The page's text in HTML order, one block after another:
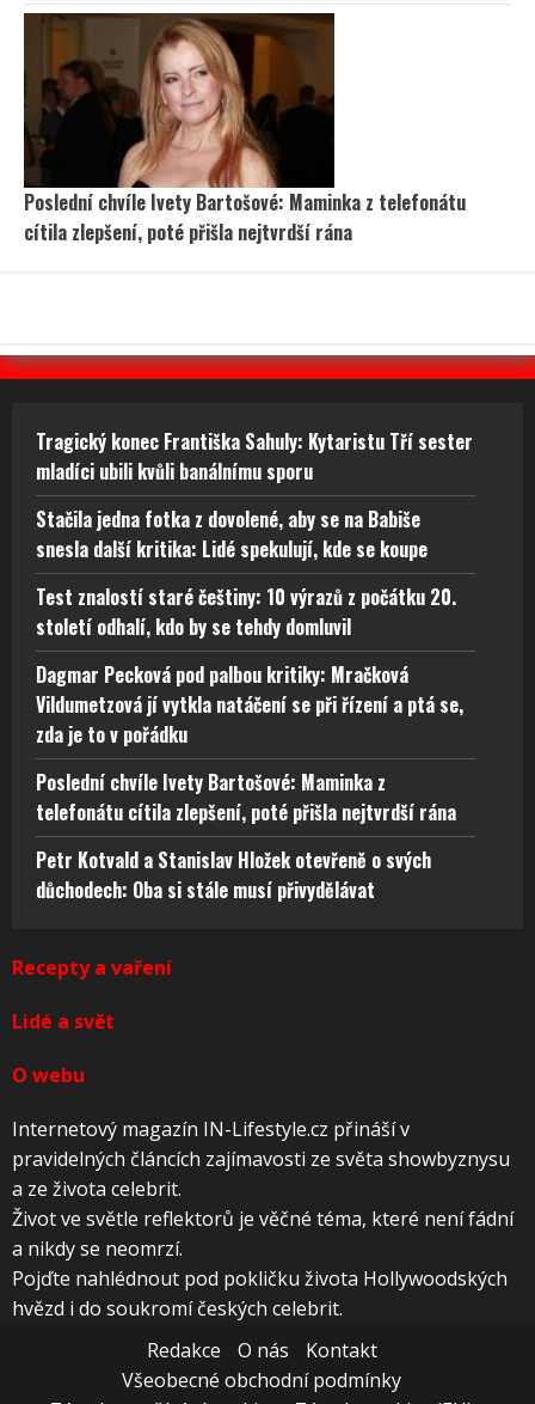
Poslední chvíle Ivety Bartošové: Maminka z telefonátu
cítila zlepšení, poté přišla nejtvrdší rána
Tragický konec Františka Sahuly: Kytaristu Tří sester
mladíci ubili kvůli banálnímu sporu
Stačila jedna fotka z dovolené, aby se na Babiše
snesla další kritika: Lidé spekulují, kde se koupe
Test znalostí staré češtiny: 10 výrazů z počátku 20.
století odhalí, kdo by se tehdy domluvil
Dagmar Pecková pod palbou kritiky: Mračková
Vildumetzová jí vytkla natáčení se při řízení a ptá se,
zda je to v pořádku
Poslední chvíle Ivety Bartošové: Maminka z
telefonátu cítila zlepšení, poté přišla nejtvrdší rána
Petr Kotvald a Stanislav Hložek otevřeně o svých
důchodech: Oba si stále musí přivydělávat
Recepty a vaření
Lidé a svět
O webu
Internetový magazín IN-Lifestyle.cz přináší v
pravidelných článcích zajímavosti ze světa showbyznysu
a ze života celebrit.
Život ve světle reflektorů je věčné téma, které není fádní
a nikdy se neomrzí.
Pojďte nahlédnout pod pokličku života Hollywoodských
hvězd i do soukromí českých celebrit.
Redakce
O nás
Kontakt
Všeobecné obchodní podmínky